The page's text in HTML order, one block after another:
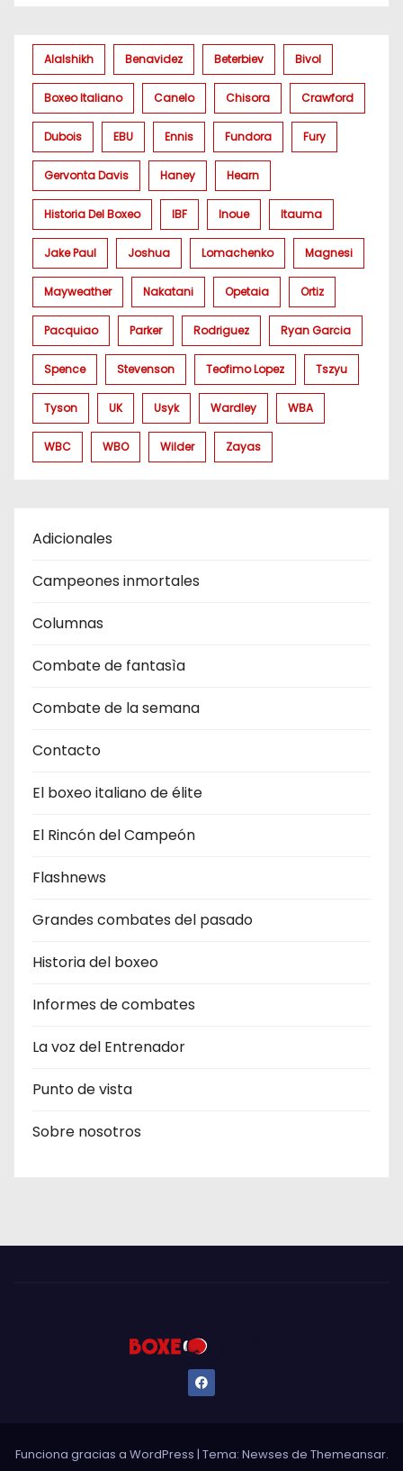
Alalshikh Benavidez Beterbiev Bivol
Boxeo Italiano Canelo Chisora Crawford
Dubois EBU Ennis Fundora Fury
Gervonta Davis Haney Hearn
Historia Del Boxeo IBF Inoue Itauma
Jake Paul Joshua Lomachenko Magnesi
Mayweather Nakatani Opetaia Ortiz
Pacquiao Parker Rodriguez Ryan Garcia
Spence Stevenson Teofimo Lopez Tszyu
Tyson UK Usyk Wardley WBA
WBC WBO Wilder Zayas
Adicionales
Campeones inmortales
Columnas
Combate de fantasìa
Combate de la semana
Contacto
El boxeo italiano de élite
El Rincón del Campeón
Flashnews
Grandes combates del pasado
Historia del boxeo
Informes de combates
La voz del Entrenador
Punto de vista
Sobre nosotros
Funciona gracias a WordPress | Tema: Newses de Themeansar.